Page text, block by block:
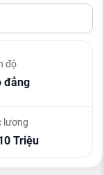
độ
đẳng
lương
Triệu